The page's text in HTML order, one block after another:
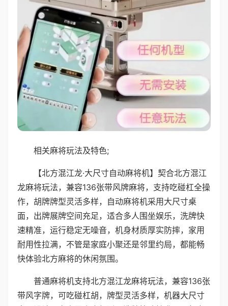
相关麻将玩法及特色;
【北方混江龙·大尺寸自动麻将机】契合北方混江
龙麻将玩法，兼容136张带风牌麻将，支持吃碰杠全操
作，胡牌牌型灵活多样，自动麻将机采用大尺寸桌
面，出牌展牌空间充足，适合多人围坐娱乐，洗牌快
速精准，运行稳定无噪音，机身材质厚实防摔，家用
耐用性拉满，不管是家庭小聚还是邻里约局，都能畅
快体验北方麻将的休闲氛围。
普通麻将机支持北方混江龙麻将玩法，兼容136张
带风字牌，可吃碰杠胡，牌型灵活多样，机器大尺寸